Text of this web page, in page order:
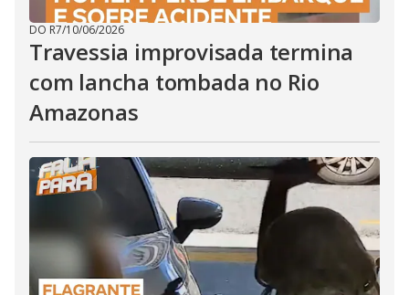
DO R7/10/06/2026
Travessia improvisada termina
com lancha tombada no Rio
Amazonas